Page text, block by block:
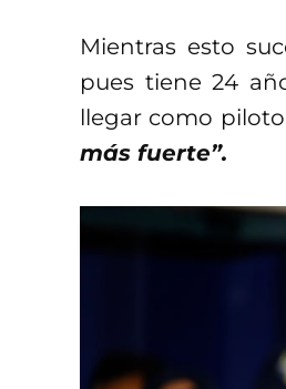
Mientras esto
pues tiene 24
llegar como
más fuerte”.